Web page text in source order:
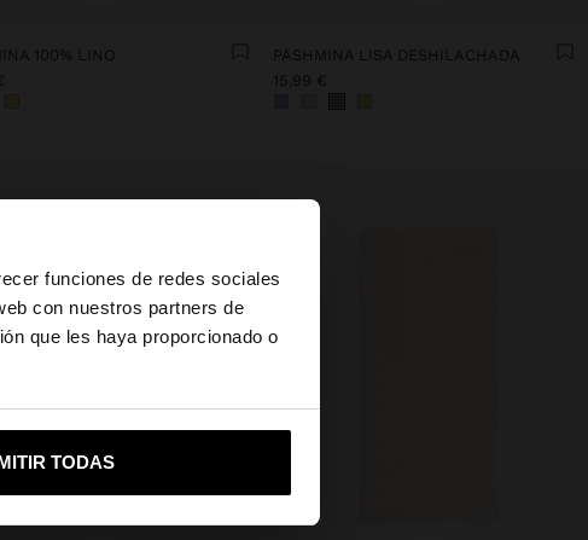
funciones de redes sociales
con nuestros partners de
que les haya proporcionado o
TODAS
×
llévame a United States
100% LINO
PASHMINA LISA DESHILACHADA
15,99 €